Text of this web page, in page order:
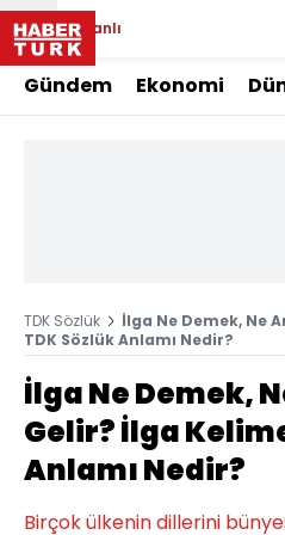
Canlı
Gündem Ekonomi
TDK Sözlük
İlga Ne Demek, Ne
TDK Sözlük Anlamı Nedir?
İlga Ne Demek,
Gelir? İlga
Anlamı Nedir?
Birçok ülkenin dillerini